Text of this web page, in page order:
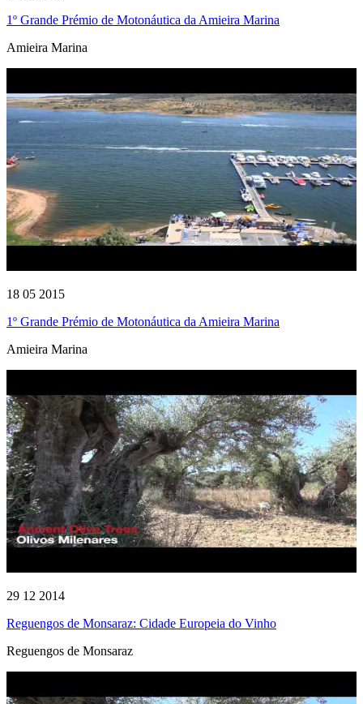
1º Grande Prémio de Motonáutica da Amieira Marina
Amieira Marina
18 05 2015
1º Grande Prémio de Motonáutica da Amieira Marina
Amieira Marina
29 12 2014
Reguengos de Monsaraz: Cidade Europeia do Vinho
Reguengos de Monsaraz